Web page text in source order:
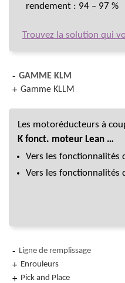
rendement : 94 – 97 %
Trouvez la solution qui
GAMME KLM
Gamme KLLM
Les motoréducteurs à
K fonct. moteur Lean …
Vers les fonctionnalités
Vers les fonctionnalités
Ligne de remplissage
Enrouleurs
Pick and Place